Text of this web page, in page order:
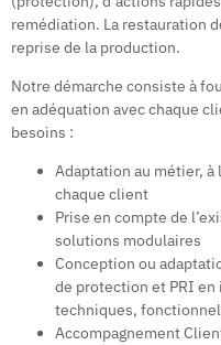
remédiation. La restauration
reprise de la production.
Notre démarche consiste à
en adéquation avec chaque
besoins :
Adaptation au métier,
chaque client
Prise en compte de
solutions modulaires
Conception ou
de protection et PRI
techniques,
Accompagnement